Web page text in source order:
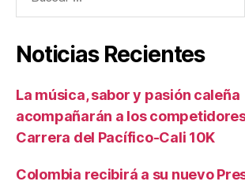
Noticias Recientes
La música, sabor y pasión caleña
acompañarán a los
Carrera del Pacífico-Cali 10K
Colombia recibirá a su nuevo